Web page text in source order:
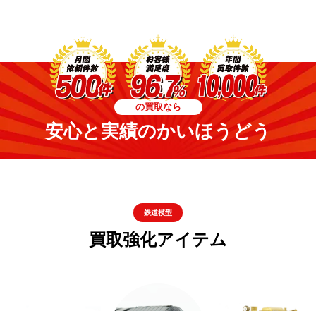
の買取なら
安心と実績のかいほうどう
鉄道模型
買取強化アイテム